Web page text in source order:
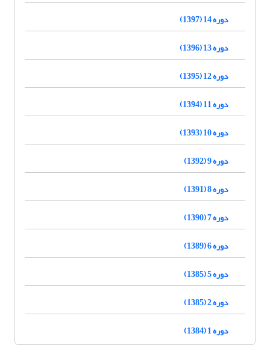
دوره 14 (1397)
دوره 13 (1396)
دوره 12 (1395)
دوره 11 (1394)
دوره 10 (1393)
دوره 9 (1392)
دوره 8 (1391)
دوره 7 (1390)
دوره 6 (1389)
دوره 5 (1385)
دوره 2 (1385)
دوره 1 (1384)